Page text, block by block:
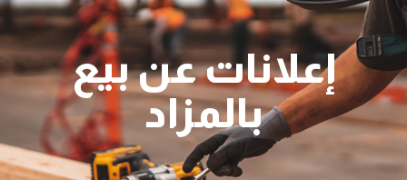
إعلانات عن بيع
بالمزاد